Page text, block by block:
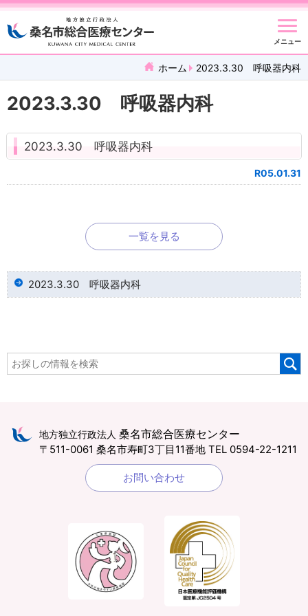
メニュー
ホーム 2023.3.30 呼吸器内科
2023.3.30 呼吸器内科
2023.3.30 呼吸器内科
R05.01.31
一覧を見る
2023.3.30 呼吸器内科
地方独立行政法人 桑名市総合医療センター
〒511-0061 桑名市寿町3丁目11番地 TEL 0594-22-1211
お問い合わせ